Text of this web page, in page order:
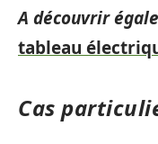
A découvrir
tableau
Cas